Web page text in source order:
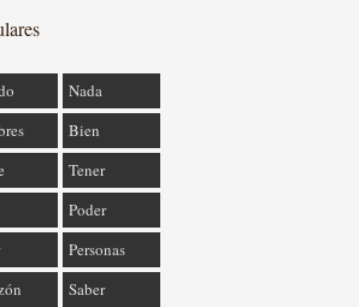
Nada
Bien
Tener
Poder
Personas
Saber